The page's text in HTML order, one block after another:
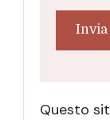
Questo